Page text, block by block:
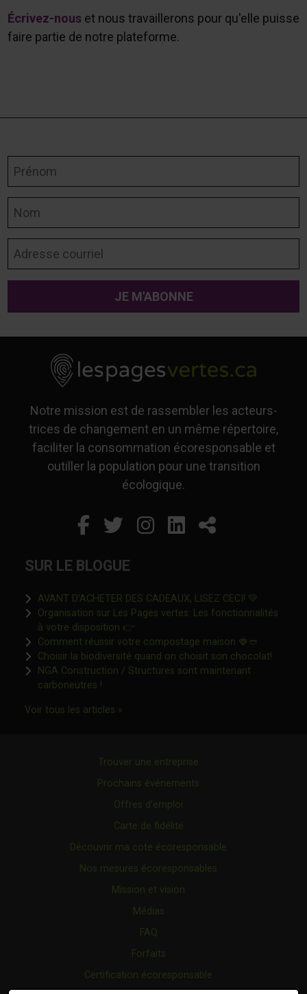
Écrivez-nouset nous travaillerons pour qu'elle puisse
faire partie de notre plateforme.
Notre mission est de rassembler les acteurs-
trices de changement en un même répertoire,
faciliter la consommation écoresponsable et
outiller la population pour une transition
écologique.
Facebook
Ce lien s'ouvrira dans
Twitter
Ce lien s'ouvrira
Instagram
Ce lien s'ouvrira
LinkedIn
Ce lienPartager
SUR LE BLOGUE
AVANT D’ACHETER DES CADEAUX, LISEZ CECI! 💚
Organisation sur Les Pages vertes: Les fonctionnalités
à votre disposition 👉Ce lien s'ouvrira dans une nouvelle
Comment réussir votre compostage maison 🍓🥙
Choisir la biodiversité quand on choisit son chocolat!Ce lien
NGA Construction / Structures sont maintenant
carboneutres !Ce lien s'ouvrira dans une nouvelle fenêtre"
Voir tous les articles »Ce lien s'ouvrira dans une nouvelle
Trouver une entreprise
Prochains événements
Offres d’emploi
Carte de fidélité
Découvrir ma cote écoresponsable
Nos mesures écoresponsables
Mission et vision
Médias
FAQ
Forfaits
Certification écoresponsable